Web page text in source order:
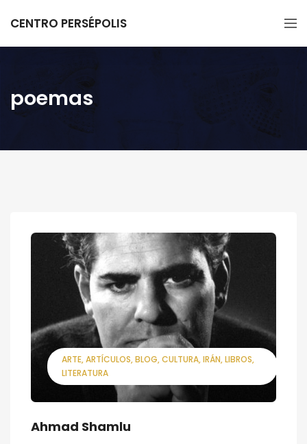
CENTRO PERSÉPOLIS
poemas
ARTE ARTÍCULOS BLOG CULTURA IRÁN LIBROS
LITERATURA
Ahmad Shamlu